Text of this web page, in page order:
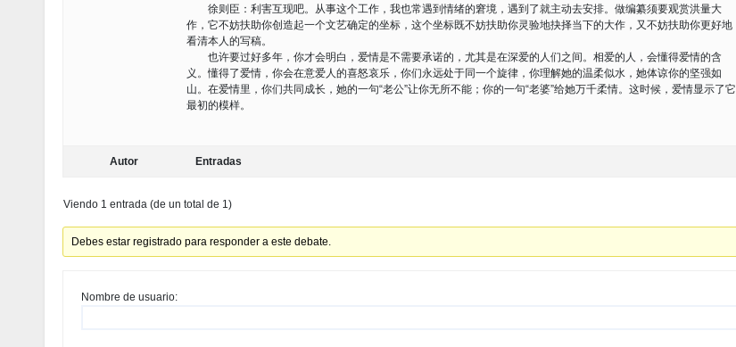
徐则臣：利害互现吧。从事这个工作，我也常遇到情绪的窘境，遇到了就主动去安排。做编纂须要观赏洪量大
作，它不妨扶助你创造起一个文艺确定的坐标，这个坐标既不妨扶助你灵验地抉择当下的大作，又不妨扶助你更好地
看清本人的写稿。
也许要过好多年，你才会明白，爱情是不需要承诺的，尤其是在深爱的人们之间。相爱的人，会懂得爱情的含
义。懂得了爱情，你会在意爱人的喜怒哀乐，你们永远处于同一个旋律，你理解她的温柔似水，她体谅你的坚强如
山。在爱情里，你们共同成长，她的一句“老公”让你无所不能；你的一句“老婆”给她万千柔情。这时候，爱情显示了它
最初的模样。
Autor Entradas
Viendo 1 entrada (de un total de 1)
Debes estar registrado para responder a este debate.
Nombre de usuario: